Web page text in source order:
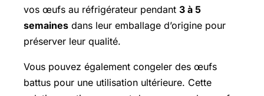
vos œufs au réfrigérateur pendant 3 à 5
semaines dans leur emballage d’origine pour
préserver leur qualité.
Vous pouvez également congeler des œufs
battus pour une utilisation ultérieure. Cette